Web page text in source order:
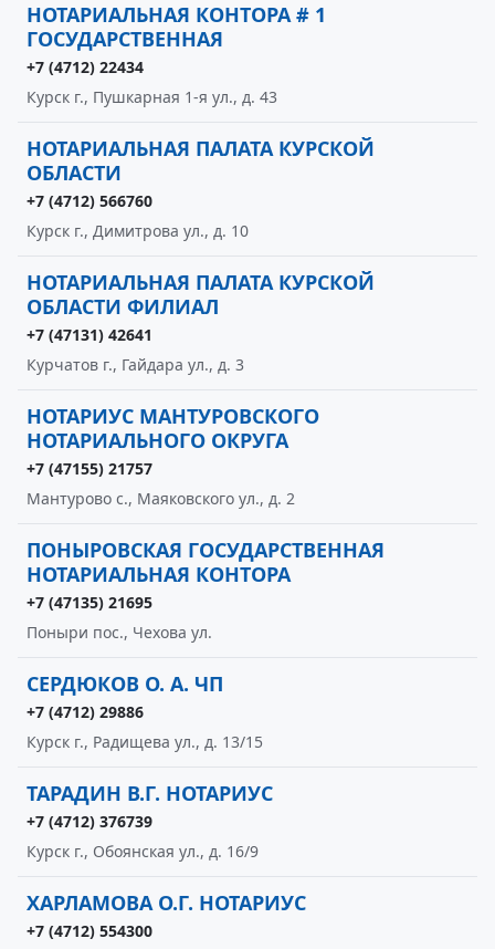
НОТАРИАЛЬНАЯ КОНТОРА # 1
ГОСУДАРСТВЕННАЯ
+7 (4712) 22434
Курск г., Пушкарная 1-я ул., д. 43
НОТАРИАЛЬНАЯ ПАЛАТА КУРСКОЙ
ОБЛАСТИ
+7 (4712) 566760
Курск г., Димитрова ул., д. 10
НОТАРИАЛЬНАЯ ПАЛАТА КУРСКОЙ
ОБЛАСТИ ФИЛИАЛ
+7 (47131) 42641
Курчатов г., Гайдара ул., д. 3
НОТАРИУС МАНТУРОВСКОГО
НОТАРИАЛЬНОГО ОКРУГА
+7 (47155) 21757
Мантурово с., Маяковского ул., д. 2
ПОНЫРОВСКАЯ ГОСУДАРСТВЕННАЯ
НОТАРИАЛЬНАЯ КОНТОРА
+7 (47135) 21695
Поныри пос., Чехова ул.
СЕРДЮКОВ О. А. ЧП
+7 (4712) 29886
Курск г., Радищева ул., д. 13/15
ТАРАДИН В.Г. НОТАРИУС
+7 (4712) 376739
Курск г., Обоянская ул., д. 16/9
ХАРЛАМОВА О.Г. НОТАРИУС
+7 (4712) 554300